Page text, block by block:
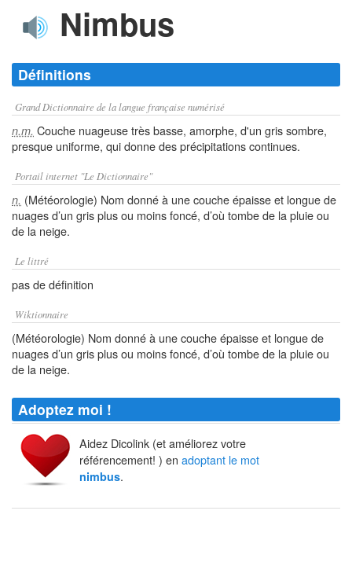
Nimbus
Définitions
Grand Dictionnaire de la langue française numérisé
n.m. Couche nuageuse très basse, amorphe, d'un gris sombre,
presque uniforme, qui donne des précipitations continues.
Portail internet "Le Dictionnaire"
n. (Météorologie) Nom donné à une couche épaisse et longue de
nuages d’un gris plus ou moins foncé, d’où tombe de la pluie ou
de la neige.
Le littré
pas de définition
Wiktionnaire
(Météorologie) Nom donné à une couche épaisse et longue de
nuages d’un gris plus ou moins foncé, d’où tombe de la pluie ou
de la neige.
Adoptez moi !
Aidez Dicolink (et améliorez votre
référencement! ) en adoptant le mot
nimbus.